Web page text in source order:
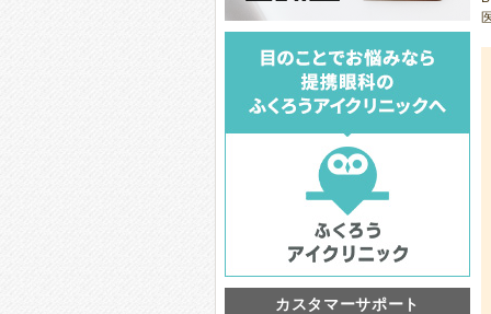
カスタマーサポート